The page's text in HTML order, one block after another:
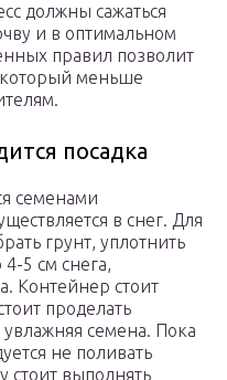
должны сажаться
и в оптимальном
правил позволит
который меньше
посадка
семенами
в снег. Для
грунт, уплотнить
5 см снега,
Контейнер стоит
проделать
увлажняя семена. Пока
не поливать
стоит выполнять